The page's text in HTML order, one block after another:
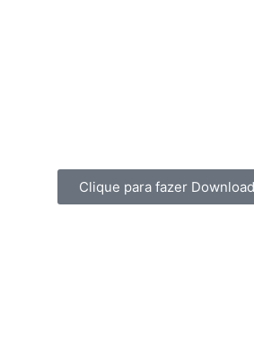
Clique para fazer